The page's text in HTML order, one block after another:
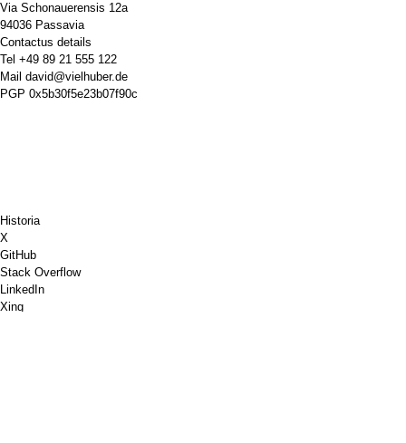
Via Schonauerensis 12a
94036 Passavia
Contactus details
Tel +49 89 21 555 122
Mail david@vielhuber.de
PGP 0x5b30f5e23b07f90c
Historia
X
GitHub
Stack Overflow
LinkedIn
Xing